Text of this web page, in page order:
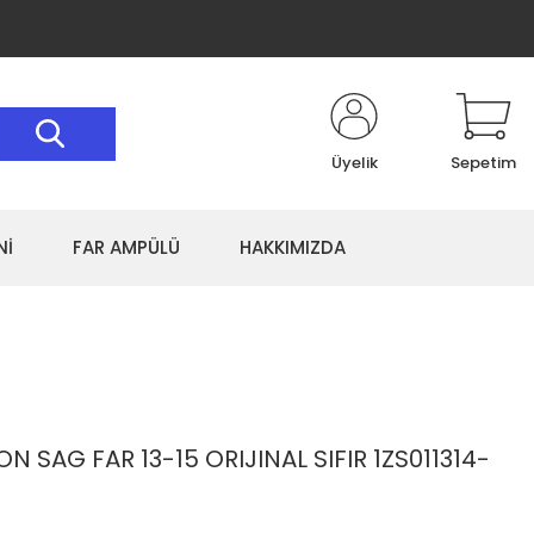
Üyelik Sepetim
FAR AMPÜLÜ HAKKIMIZDA
SAG FAR 13-15 ORIJINAL SIFIR 1ZS011314-